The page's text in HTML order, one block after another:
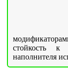
стойкость к
наполнителя